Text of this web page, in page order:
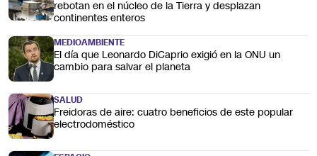
rebotan en el núcleo de la Tierra y desplazan
continentes enteros
MEDIOAMBIENTE
El día que Leonardo DiCaprio exigió en la ONU un
cambio para salvar el planeta
SALUD
Freidoras de aire: cuatro beneficios de este popular
electrodoméstico